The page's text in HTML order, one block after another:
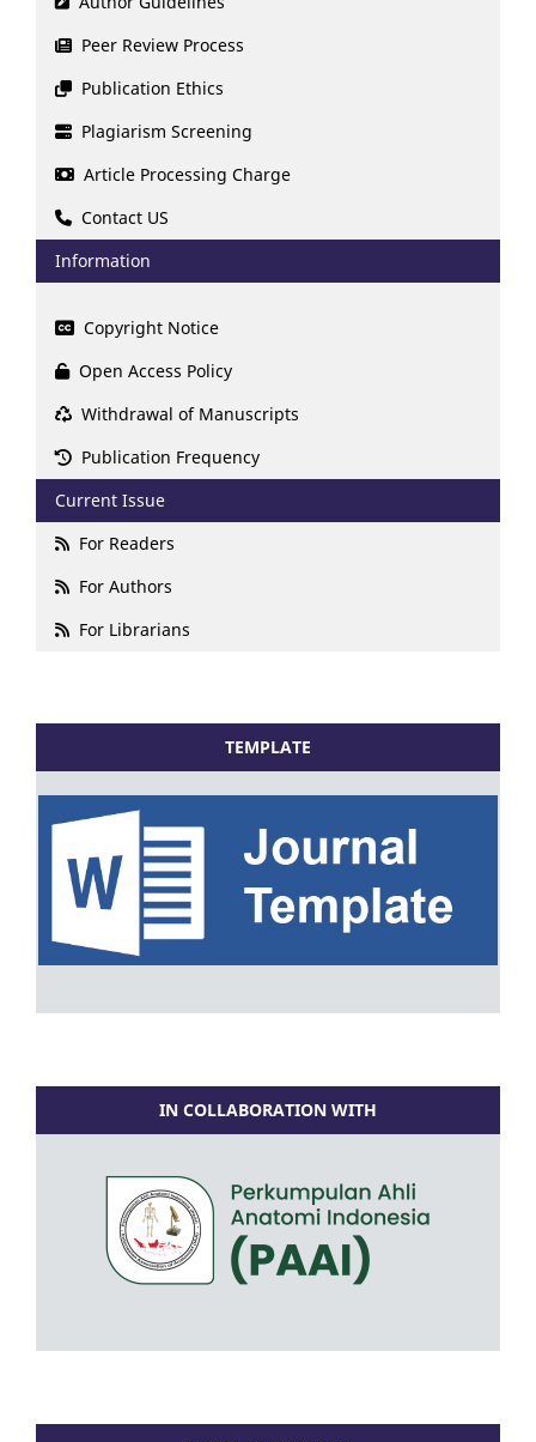
Peer Review Process
Publication Ethics
Plagiarism Screening
Article Processing Charge
Contact US
Information
Copyright Notice
Open Access Policy
Withdrawal of Manuscripts
Publication Frequency
Current Issue
For Readers
For Authors
For Librarians
TEMPLATE
IN COLLABORATION WITH